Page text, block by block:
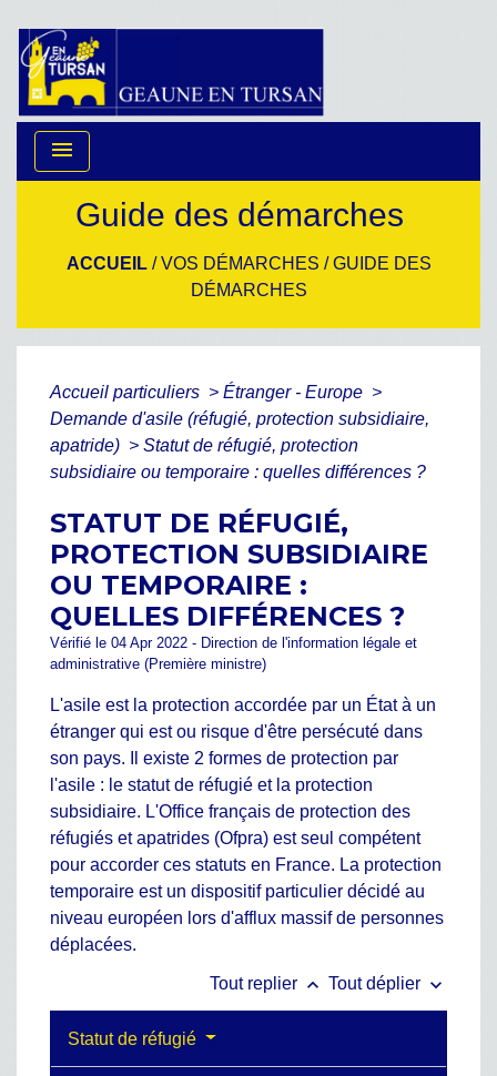
menu
Guide des démarches
ACCUEIL/VOS DÉMARCHES /GUIDE DES
DÉMARCHES
Accueil particuliers > Étranger - Europe >
Demande d'asile (réfugié, protection subsidiaire,
apatride) > Statut de réfugié, protection
subsidiaire ou temporaire : quelles différences ?
STATUT DE RÉFUGIÉ,
PROTECTION SUBSIDIAIRE
OU TEMPORAIRE :
QUELLES DIFFÉRENCES ?
Vérifié le 04 Apr 2022 - Direction de l'information légale et
administrative (Première ministre)
L'asile est la protection accordée par un État à un
étranger qui est ou risque d'être persécuté dans
son pays. Il existe 2 formes de protection par
l'asile : le statut de réfugié et la protection
subsidiaire. L'Office français de protection des
réfugiés et apatrides (Ofpra) est seul compétent
pour accorder ces statuts en France. La protection
temporaire est un dispositif particulier décidé au
niveau européen lors d'afflux massif de personnes
déplacées.
Tout replier keyboard_arrow_up Tout déplier keyboard_arrow_down
Statut de réfugié